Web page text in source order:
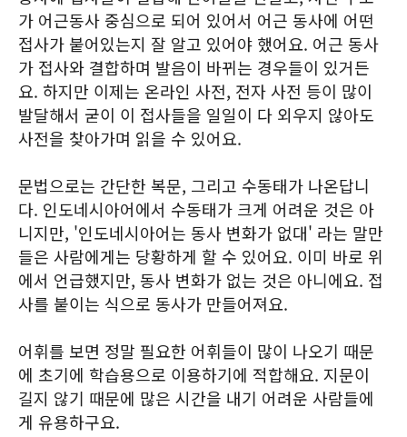
가 어근동사 중심으로 되어 있어서 어근 동사에 어떤
접사가 붙어있는지 잘 알고 있어야 했어요. 어근 동사
가 접사와 결합하며 발음이 바뀌는 경우들이 있거든
요. 하지만 이제는 온라인 사전, 전자 사전 등이 많이
발달해서 굳이 이 접사들을 일일이 다 외우지 않아도
사전을 찾아가며 읽을 수 있어요.
문법으로는 간단한 복문, 그리고 수동태가 나온답니
다. 인도네시아어에서 수동태가 크게 어려운 것은 아
니지만, '인도네시아어는 동사 변화가 없대' 라는 말만
들은 사람에게는 당황하게 할 수 있어요. 이미 바로 위
에서 언급했지만, 동사 변화가 없는 것은 아니에요. 접
사를 붙이는 식으로 동사가 만들어져요.
어휘를 보면 정말 필요한 어휘들이 많이 나오기 때문
에 초기에 학습용으로 이용하기에 적합해요. 지문이
길지 않기 때문에 많은 시간을 내기 어려운 사람들에
게 유용하구요.